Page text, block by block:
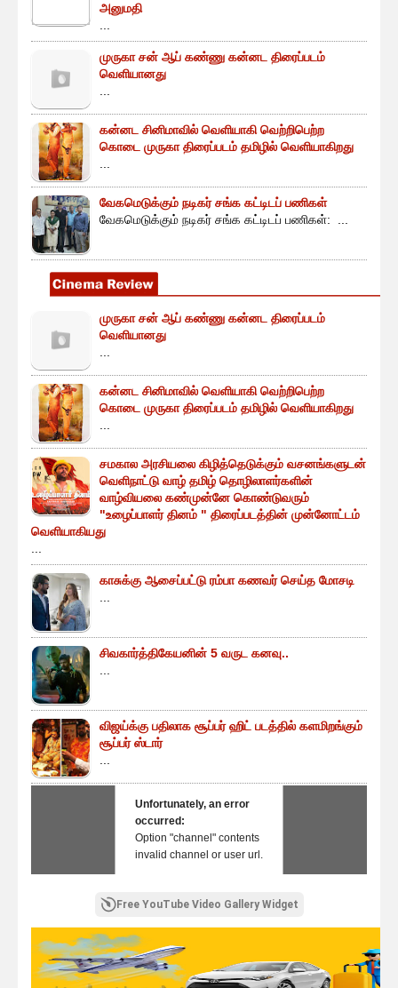
அனுமதி
...
முருகா சன் ஆப் கண்ணு கன்னட திரைப்படம்
வெளியானது
...
கன்னட சினிமாவில் வெளியாகி வெற்றிபெற்ற
கொடை முருகா திரைப்படம் தமிழில் வெளியாகிறது
...
வேகமெடுக்கும் நடிகர் சங்க கட்டிடப் பணிகள்
வேகமெடுக்கும் நடிகர் சங்க கட்டிடப் பணிகள்: ...
முருகா சன் ஆப் கண்ணு கன்னட திரைப்படம்
வெளியானது
...
கன்னட சினிமாவில் வெளியாகி வெற்றிபெற்ற
கொடை முருகா திரைப்படம் தமிழில் வெளியாகிறது
...
சமகால அரசியலை கிழித்தெடுக்கும் வசனங்களுடன்
வெளிநாட்டு வாழ் தமிழ் தொழிலாளர்களின்
வாழ்வியலை கண்முன்னே கொண்டுவரும்
"உழைப்பாளர் தினம் " திரைப்படத்தின் முன்னோட்டம்
வெளியாகியது
...
காசுக்கு ஆசைப்பட்டு ரம்பா கணவர் செய்த மோசடி
...
சிவகார்த்திகேயனின் 5 வருட கனவு..
...
விஜய்க்கு பதிலாக சூப்பர் ஹிட் படத்தில் களமிறங்கும்
சூப்பர் ஸ்டார்
...
Unfortunately, an error
occurred:
Option "channel" contents
invalid channel or user url.
Free YouTube Video Gallery Widget